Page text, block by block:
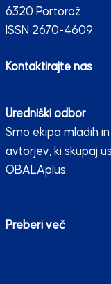
6320 Portorož
ISSN 2670-4609
Kontaktirajte nas
Uredniški odbor
Smo ekipa mladih
avtorjev, ki skupaj
OBALAplus.
Preberi več